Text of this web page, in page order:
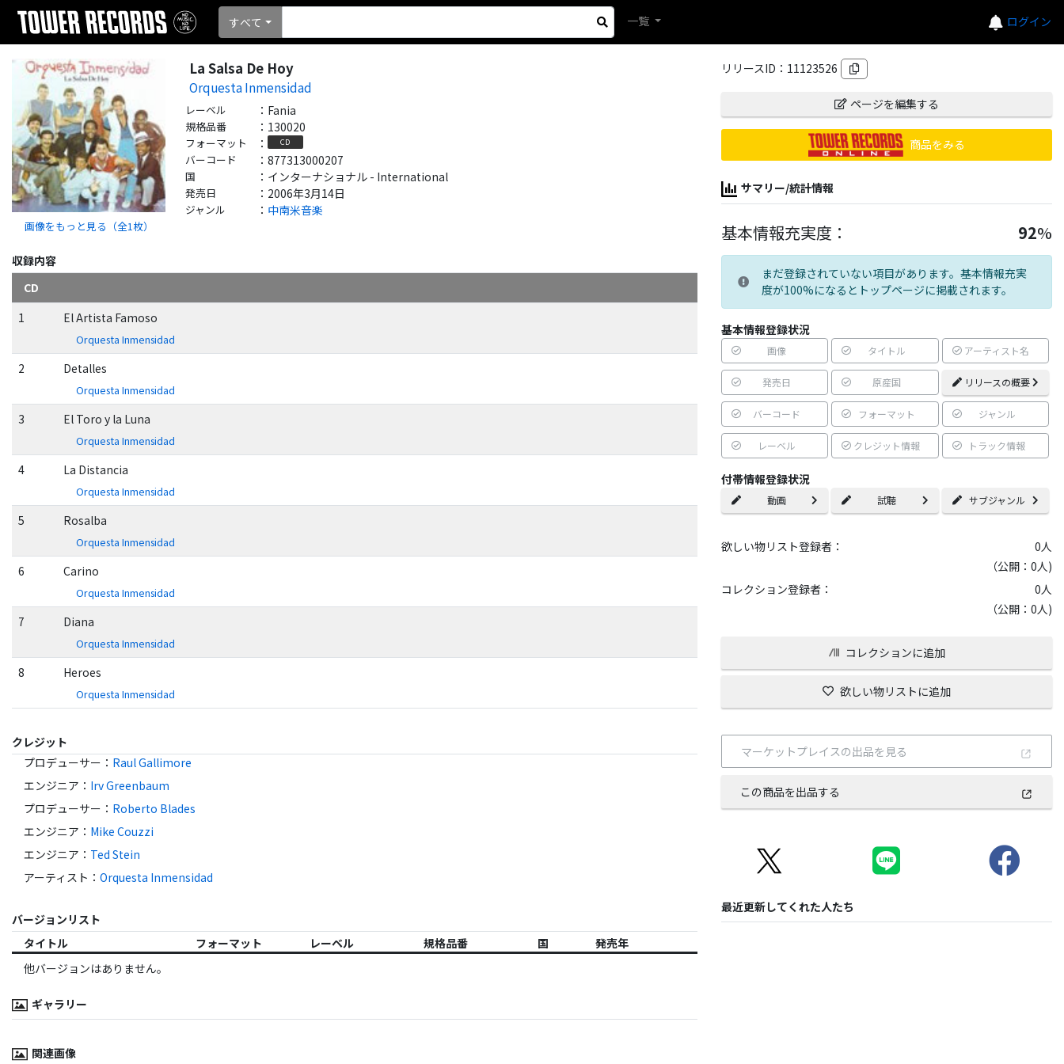
ログイン
すべて 一覧
画像をもっと見る（全1 枚）
La Salsa De Hoy
Orquesta Inmensidad
レーベル ： Fania
規格品番 ： 130020
フォーマット ： CD
バーコード ： 877313000207
国 ： インターナショナル - International
発売日 ： 2006年3月14日
ジャンル ： 中南米音楽
収録内容
CD
1
El Artista Famoso
Orquesta Inmensidad
2 Detalles
Orquesta Inmensidad
3 El Toro y la Luna
Orquesta Inmensidad
4 La Distancia
Orquesta Inmensidad
5 Rosalba
Orquesta Inmensidad
6 Carino
Orquesta Inmensidad
7 Diana
Orquesta Inmensidad
8 Heroes
Orquesta Inmensidad
クレジット
プロデューサー ： Raul Gallimore
エンジニア ： Irv Greenbaum
プロデューサー ： Roberto Blades
エンジニア ： Mike Couzzi
エンジニア ： Ted Stein
アーティスト ： Orquesta Inmensidad
バージョンリスト
タイトル
フォーマット レーベル 規格品番 国
発売年
他バージョンはありません。
ギャラリー
関連画像
リリースID： 11123526
ページを編集する
商品をみる
サマリー/統計情報
基本情報充実度： 92%
まだ登録されていない項目があります。基本情報充実
度が100%になるとトップページに掲載されます。
基本情報登録状況
画像 タイトル アーティスト名
発売日 原産国 リリースの概要
バーコード フォーマット ジャンル
レーベル クレジット情報 トラック情報
付帯情報登録状況
動画 試聴 サブジャンル
欲しい物リスト登録者： 0人
（公開：0人)
コレクション登録者：
0人
（公開：0人)
コレクションに追加
欲しい物リストに追加
マーケットプレイスの出品を見る
この商品を出品する
最近更新してくれた人たち